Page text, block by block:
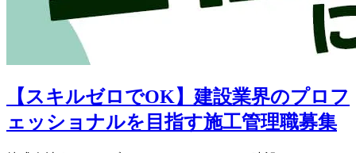
【スキルゼロでOK】建設業界のプロフ
ェッショナルを目指す施工管理職募集